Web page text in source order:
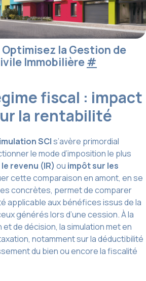
la Gestion de
Immobilière#
fiscal : impact
la rentabilité
SCIs’avère primordial
le mode d’imposition le plus
revenu (IR) ou impôt sur les
cette comparaison en amont, en se
concrètes, permet de comparer
applicable aux bénéfices issus de la
générés lors d’une cession. À la
de décision, la simulation met en
notamment sur la déductibilité
du bien ou encore la fiscalité